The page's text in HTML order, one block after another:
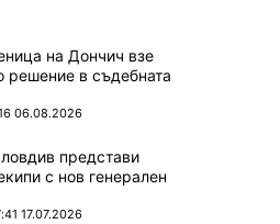
на Дончич взе
решение в съдебната
06.08.2026
представи
с нов генерален
17.07.2026